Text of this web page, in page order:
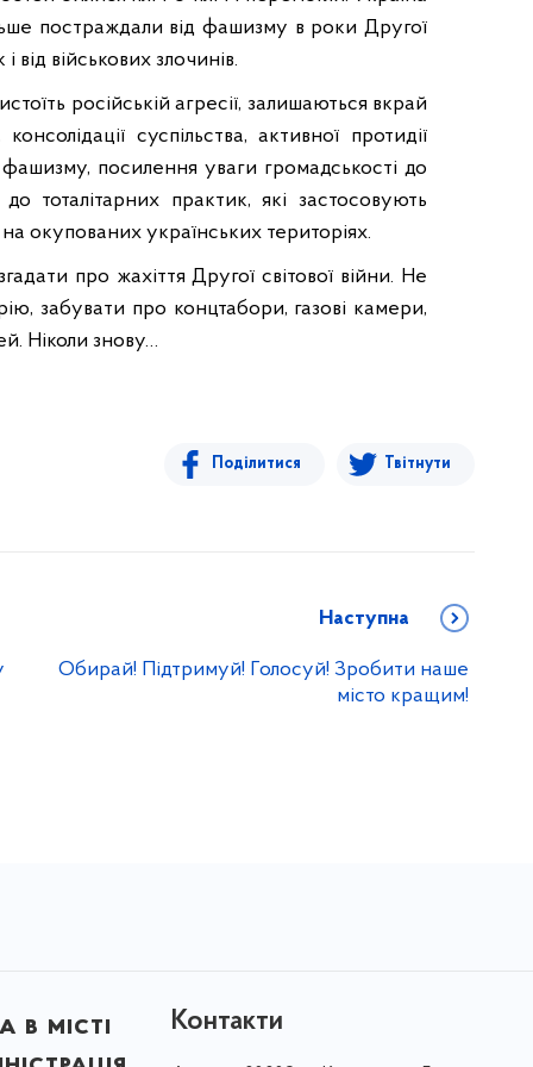
постраждали від фашизму в роки Другої
від військових злочинів.
російській агресії, залишаються вкрай
суспільства, активної протидії
посилення уваги громадськості до
тоталітарних практик, які застосовують
окупованих українських територіях.
про жахіття Другої світової війни. Не
забувати про концтабори, газові камери,
Ніколи знову…
Поділитися Твітнути
Наступна
Обирай! Підтримуй! Голосуй! Зробити наше
місто кращим!
в місті
Контакти